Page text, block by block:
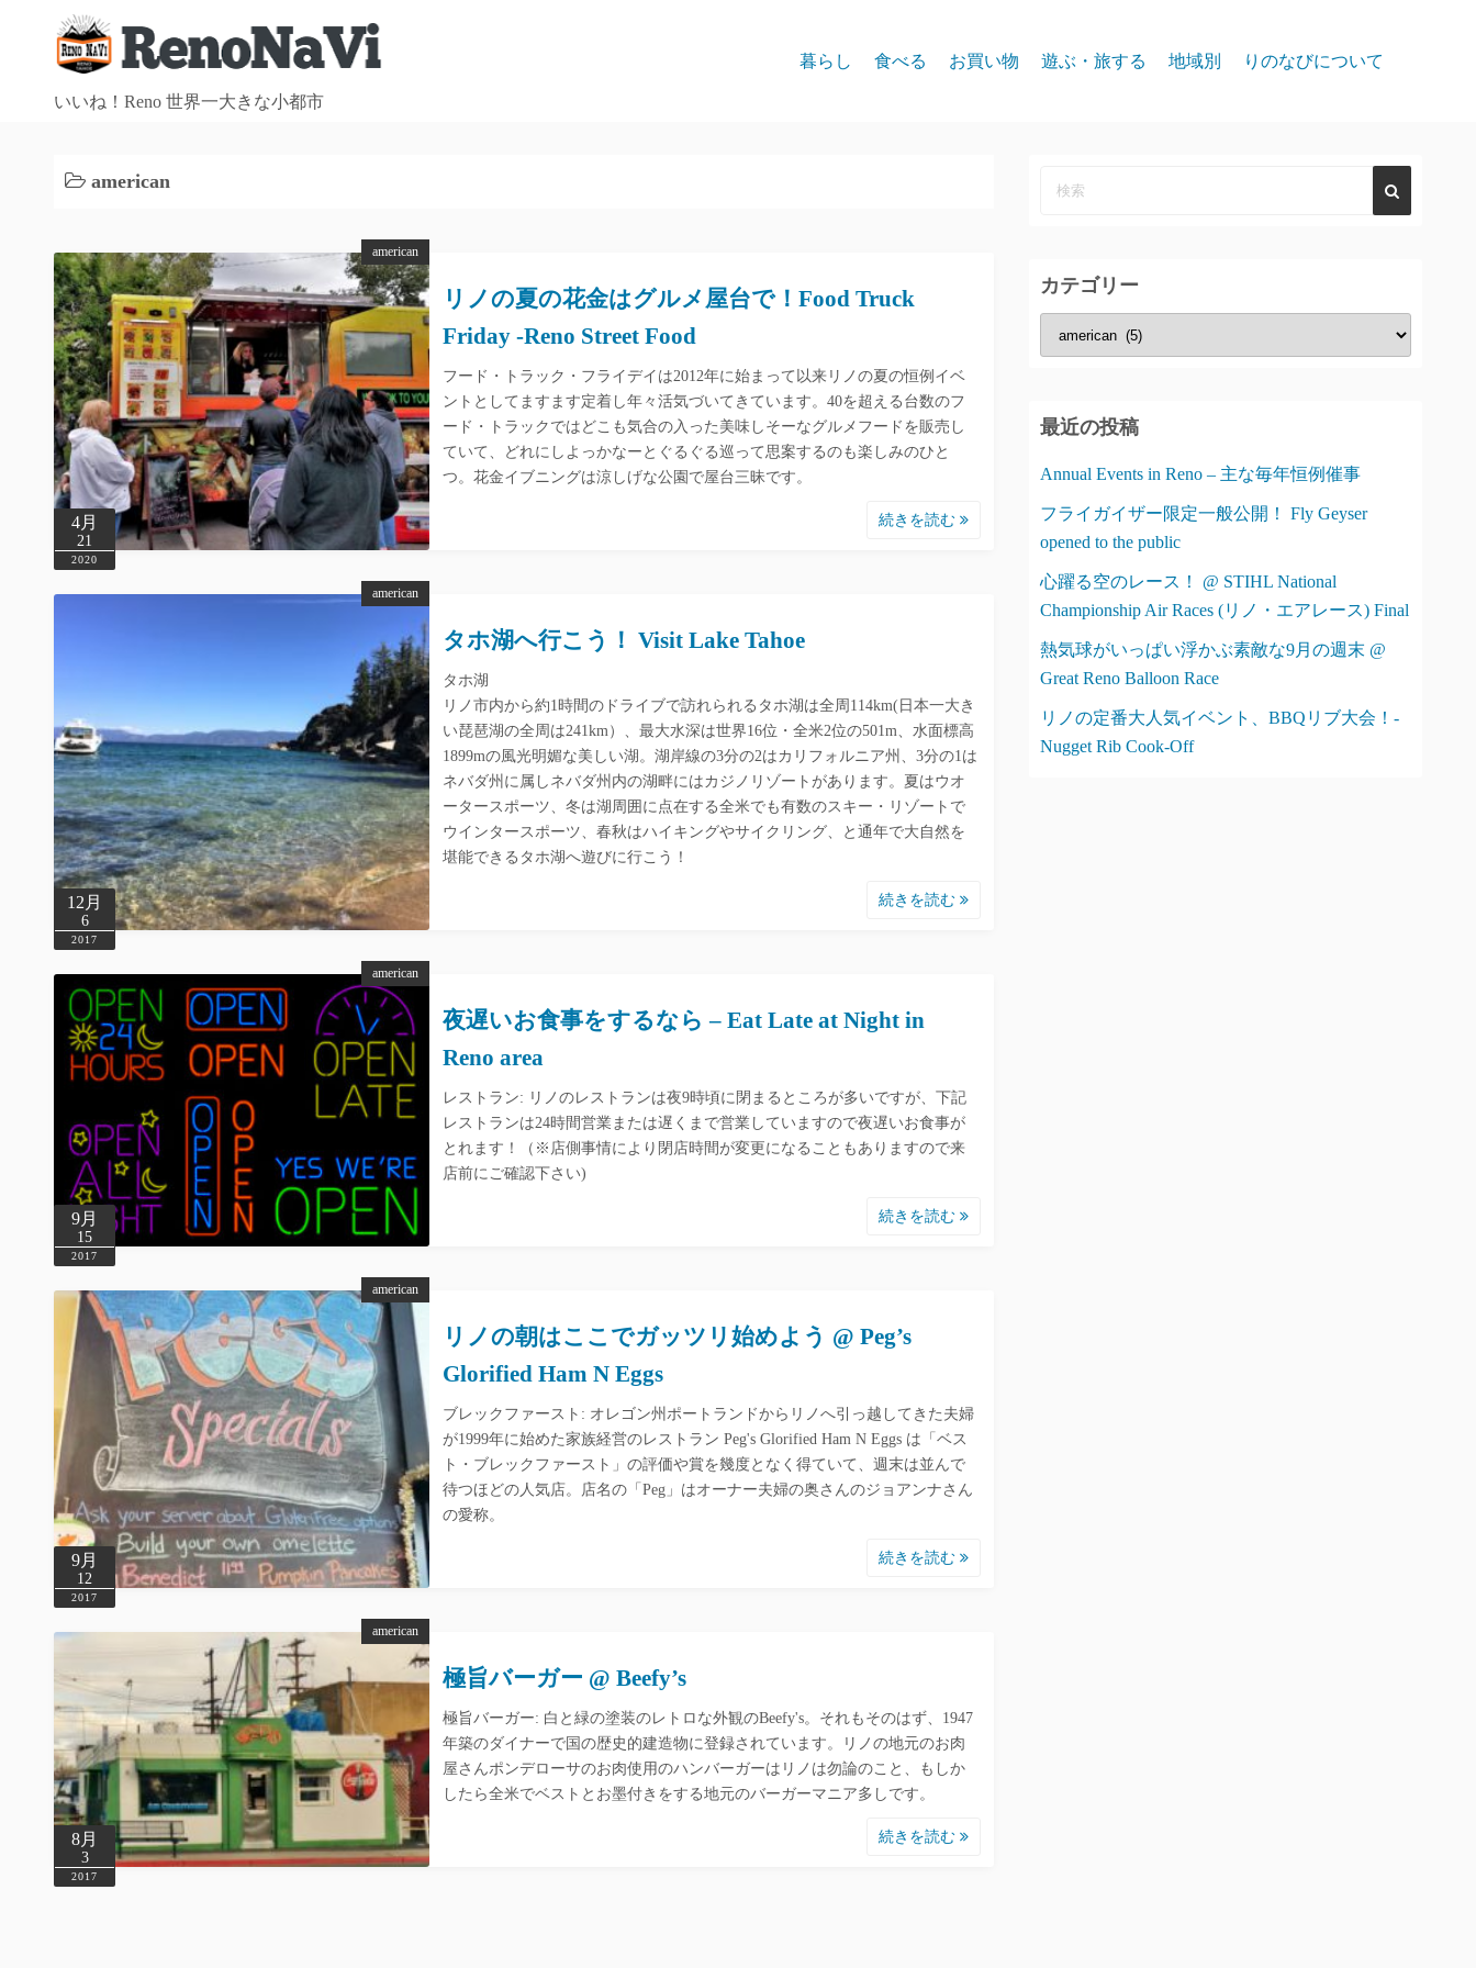
いいね！Reno 世界一大きな小都市
暮らし 食べる お買い物 遊ぶ・旅する 地域別
タホー湖
りのなびについて
american
american
4月
21
2020
リノの夏の花金はグルメ屋台で！Food Truck
Friday -Reno Street Food
フード・トラック・フライデイは2012年に始まって以来リノの夏の恒例イベ
ントとしてますます定着し年々活気づいてきています。40を超える台数のフ
ード・トラックではどこも気合の入った美味しそーなグルメフードを販売し
ていて、どれにしよっかなーとぐるぐる巡って思案するのも楽しみのひと
つ。花金イブニングは涼しげな公園で屋台三昧です。
続きを読む
american
12月
6
2017
タホ湖へ行こう！ Visit Lake Tahoe
タホ湖
リノ市内から約1時間のドライブで訪れられるタホ湖は全周114km(日本一大き
い琵琶湖の全周は241km）、最大水深は世界16位・全米2位の501m、水面標高
1899mの風光明媚な美しい湖。湖岸線の3分の2はカリフォルニア州、3分の1は
ネバダ州に属しネバダ州内の湖畔にはカジノリゾートがあります。夏はウオ
ータースポーツ、冬は湖周囲に点在する全米でも有数のスキー・リゾートで
ウインタースポーツ、春秋はハイキングやサイクリング、と通年で大自然を
堪能できるタホ湖へ遊びに行こう！
続きを読む
american
9月
15
2017
夜遅いお食事をするなら – Eat Late at Night in
Reno area
レストラン: リノのレストランは夜9時頃に閉まるところが多いですが、下記
レストランは24時間営業または遅くまで営業していますので夜遅いお食事が
とれます！（※店側事情により閉店時間が変更になることもありますので来
店前にご確認下さい)
続きを読む
american
9月
12
2017
リノの朝はここでガッツリ始めよう @ Peg’s
Glorified Ham N Eggs
ブレックファースト: オレゴン州ポートランドからリノへ引っ越してきた夫婦
が1999年に始めた家族経営のレストラン Peg's Glorified Ham N Eggs は「ベス
ト・ブレックファースト」の評価や賞を幾度となく得ていて、週末は並んで
待つほどの人気店。店名の「Peg」はオーナー夫婦の奥さんのジョアンナさん
の愛称。
続きを読む
american
8月
3
2017
極旨バーガー @ Beefy’s
極旨バーガー: 白と緑の塗装のレトロな外観のBeefy's。それもそのはず、1947
年築のダイナーで国の歴史的建造物に登録されています。リノの地元のお肉
屋さんポンデローサのお肉使用のハンバーガーはリノは勿論のこと、もしか
したら全米でベストとお墨付きをする地元のバーガーマニア多しです。
続きを読む
カテゴリー
テ
ー
最近の投稿
Annual Events in Reno – 主な毎年恒例催事
フライガイザー限定一般公開！ Fly Geyser
opened to the public
心躍る空のレース！ @ STIHL National
Championship Air Races (リノ・エアレース) Final
熱気球がいっぱい浮かぶ素敵な9月の週末 @
Great Reno Balloon Race
リノの定番大人気イベント、BBQリブ大会！-
Nugget Rib Cook-Off